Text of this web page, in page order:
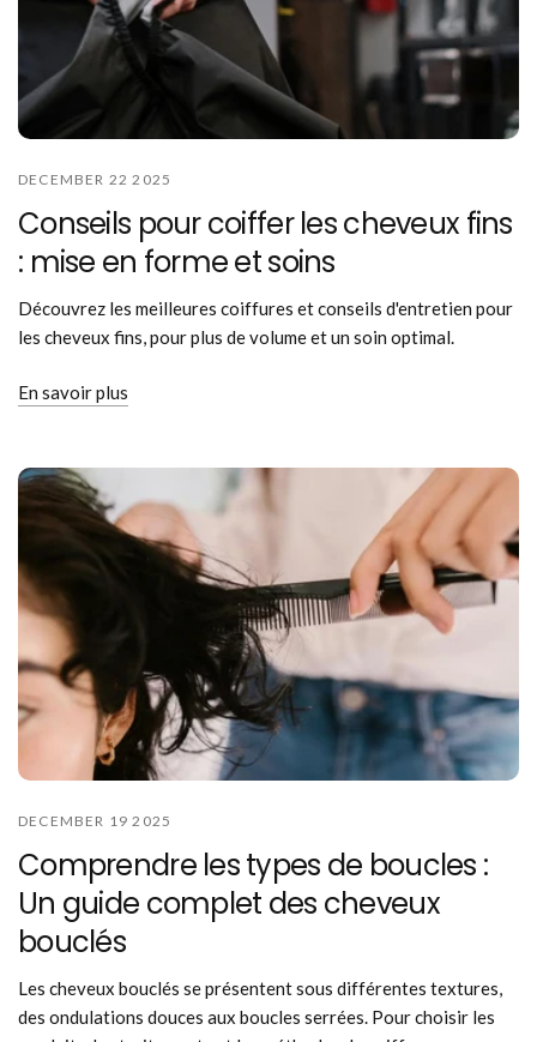
DECEMBER 22 2025
Conseils pour coiffer les cheveux fins
: mise en forme et soins
Découvrez les meilleures coiffures et conseils d'entretien pour
les cheveux fins, pour plus de volume et un soin optimal.
En savoir plus
DECEMBER 19 2025
Comprendre les types de boucles :
Un guide complet des cheveux
bouclés
Les cheveux bouclés se présentent sous différentes textures,
des ondulations douces aux boucles serrées. Pour choisir les